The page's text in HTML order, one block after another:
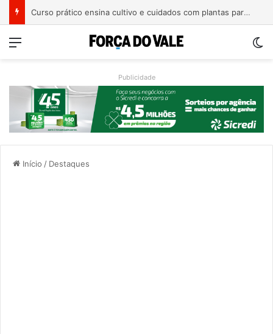
Curso prático ensina cultivo e cuidados com plantas para ambientes internos em Roca Sales
Menu
Publicidade
Início / Destaques